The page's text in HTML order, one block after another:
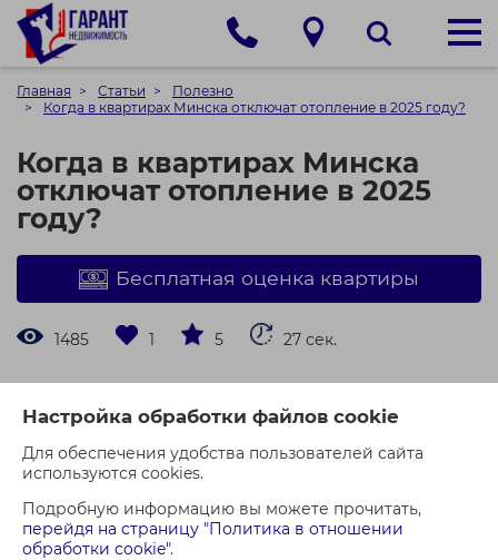
Настройка обработки файлов cookie
Для обеспечения удобства пользователей сайта
используются cookies.
Подробную информацию вы можете прочитать,
перейдя на страницу "Политика в отношении
обработки cookie".
Главная Статьи
Полезно
Когда в квартирах Минска отключат отопление в 2025 году?
Когда в квартирах Минска
отключат отопление в 2025
году?
Бесплатная оценка квартиры
1485 1 5 27 сек.
квартирах города начнут отключать, если в течение 3
суток температура воздуха будет сохранена на
уровне +8 ℃ и выше.
Решение о завершении отопительного сезона,
отключении отопления должно быть принято
Мингорисполкомом.